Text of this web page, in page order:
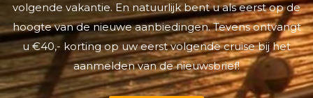
volgende vakantie. En natuurlijk bent u als eerst op de
hoogte van de nieuwe aanbiedingen. Tevens ontvangt
u €40,- korting op uw eerst volgende cruise bij het
aanmelden van de nieuwsbrief!